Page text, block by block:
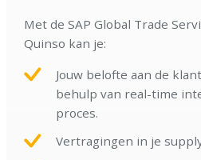
Met de SAP Global Trade
Quinso kan je:
Jouw belofte aan de
behulp van real-time
proces.
Vertragingen in je